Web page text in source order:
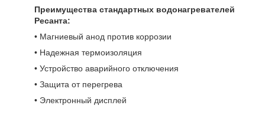
Преимущества стандартных водонагревателей
Ресанта:
• Магниевый анод против коррозии
• Надежная термоизоляция
• Устройство аварийного отключения
• Защита от перегрева
• Электронный дисплей